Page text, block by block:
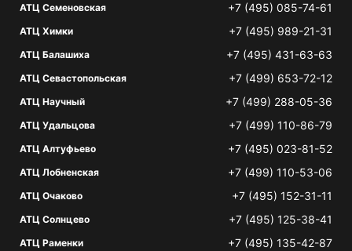
АТЦ Семеновская +7 (495) 085-74-61
АТЦ Химки +7 (495) 989-21-31
АТЦ Балашиха +7 (495) 431-63-63
АТЦ Севастопольская +7 (499) 653-72-12
АТЦ Научный +7 (499) 288-05-36
АТЦ Удальцова +7 (499) 110-86-79
АТЦ Алтуфьево +7 (495) 023-81-52
АТЦ Лобненская +7 (499) 110-53-06
АТЦ Очаково +7 (495) 152-31-11
АТЦ Солнцево +7 (495) 125-38-41
АТЦ Раменки +7 (495) 135-42-87